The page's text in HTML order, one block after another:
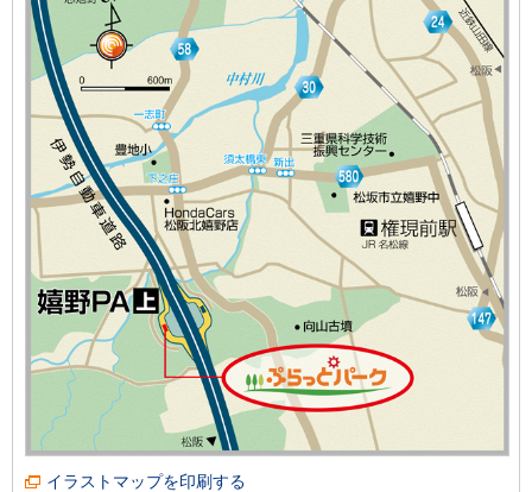
イラストマップを印刷する